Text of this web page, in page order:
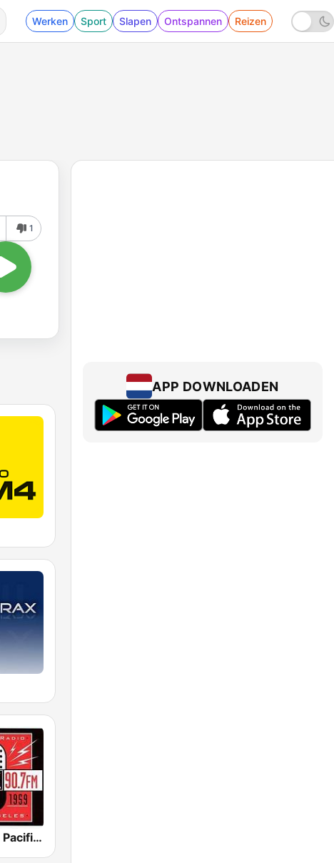
Werken Sport Slapen Ontspannen Reizen
1
KPFK 90.7 Pacifica Radio FM
APP DOWNLOADEN